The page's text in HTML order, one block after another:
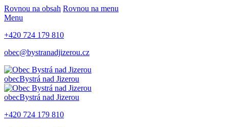
Rovnou na obsah Rovnou na menu
Menu
+420 724 179 810
obec@bystranadjizerou.cz
obecBystrá nad Jizerou
obecBystrá nad Jizerou
+420 724 179 810